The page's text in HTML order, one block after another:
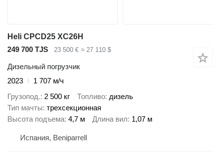
Heli CPCD25 XC26H
249 700 TJS
23 500 € ≈ 27 110 $
Дизельный погрузчик
2023
1 707 м/ч
Грузопод. 2 500 кг Топливо дизель
Тип мачты трехсекционная
Высота подъема 4,7 м Длина вил 1,07 м
Испания, Beniparrell